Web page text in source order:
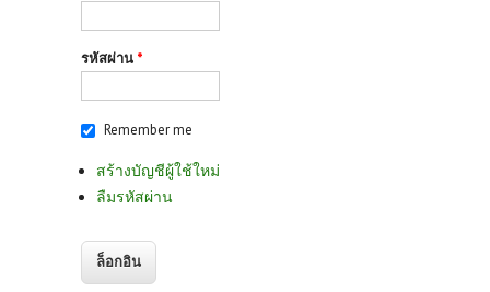
รหัสผ่าน *
Remember me
สร้างบัญชีผู้ใช้ใหม่
ลืมรหัสผ่าน